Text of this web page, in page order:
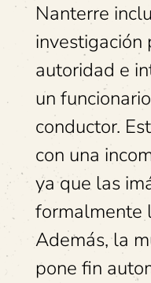
Nanterre
investigación
autoridad e
un
conductor.
con una
ya que las
formalmente
Además, la
pone fin